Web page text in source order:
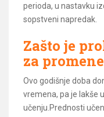
perioda, u nastavku
sopstveni napredak.
Zašto je
za
Ovo godišnje doba
vremena, pa je lakše
učenju.Prednosti